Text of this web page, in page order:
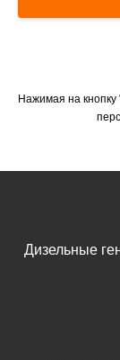
Нажимая на кнопку
Дизельные